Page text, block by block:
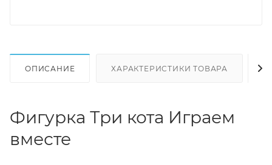
ОПИСАНИЕ ХАРАКТЕРИСТИКИ ТОВАРА
Фигурка Три кота Играем
вместе